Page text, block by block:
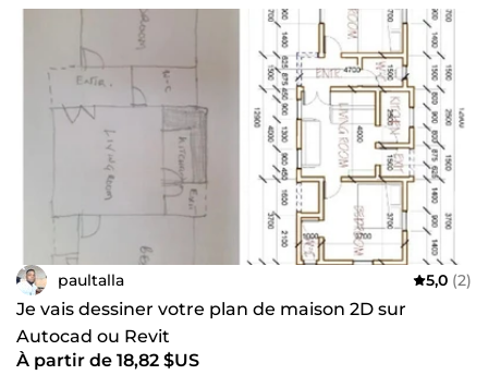
paultalla 5,0 (2)
Je vais dessiner votre plan de maison 2D sur
Autocad ou Revit
À partir de 18,82 $US